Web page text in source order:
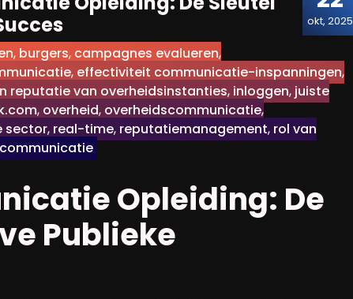
okt, 2025
, burgers, campagnes evalueren,
, effectiviteit communicatie-inspanningen,
reputatie van overheidsinstanties, inloggen, juiste
, overheid, overheidscommunicatie,
sector, real-time, reputatiemanagement, rol van
Opleiding: De
Publieke